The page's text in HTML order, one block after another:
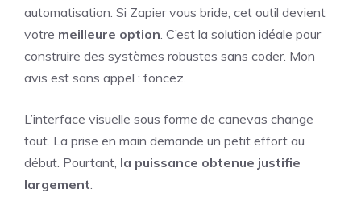
automatisation. Si Zapier vous bride, cet outil devient
votre meilleure option . C’est la solution idéale pour
construire des systèmes robustes sans coder. Mon
avis est sans appel : foncez.
L’interface visuelle sous forme de canevas change
tout. La prise en main demande un petit effort au
début. Pourtant, la puissance obtenue justifie
largement